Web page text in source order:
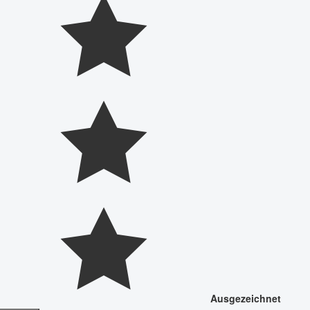
Ausgezeichnet